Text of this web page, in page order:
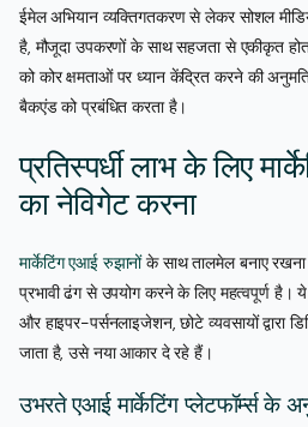
ईमेल अभियान व्यक्तिगतकरण से लेकर सोशल
है, मौजूदा उपकरणों के साथ सहजता से एकीकृत
को कोर क्षमताओं पर ध्यान केंद्रित करने की
बैकएंड को प्रबंधित करता है।
प्रतिस्पर्धी लाभ के लिए
का नेविगेट करना
मार्केटिंग एआई रुझानोंके साथ तालमेल बनाए
प्रभावी ढंग से उपयोग करने के लिए महत्वपूर्ण
और हाइपर-पर्सनलाइजेशन, छोटे व्यवसायों द्वारा
जाता है, उसे नया आकार दे रहे हैं।
उभरते एआई मार्केटिंग प्लेटफॉर्म्स के